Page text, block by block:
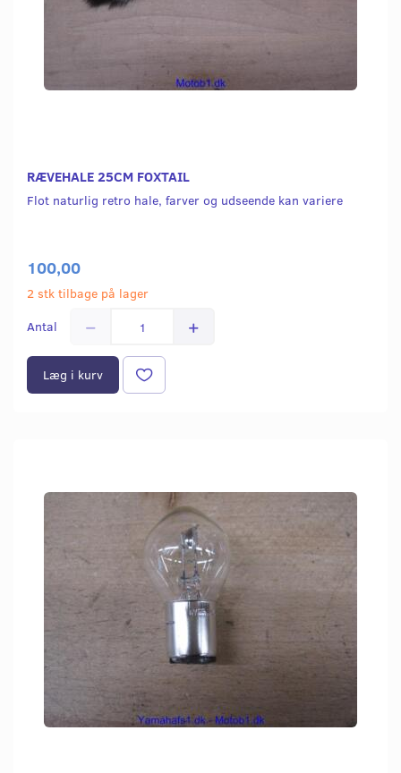
RÆVEHALE 25CM FOXTAIL
Flot naturlig retro hale, farver og udseende kan variere
100,00
2 stk tilbage på lager
Antal
Læg i kurv